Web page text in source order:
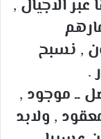
الاجيال ,
, نسبح
.
ــ موجود ,
, ولابد